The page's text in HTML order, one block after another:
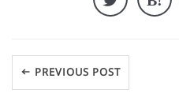
← PREVIOUS POST